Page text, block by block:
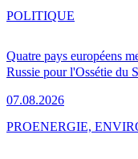
Quatre pays européens
Russie pour l'Ossétie du
07.08.2026
POLITIQUE
PROENERGIE,